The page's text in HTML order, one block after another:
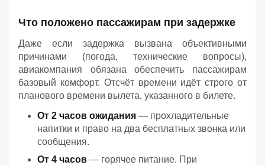
Что положено пассажирам при задержке
Даже если задержка вызвана объективными
причинами (погода, технические вопросы),
авиакомпания обязана обеспечить пассажирам
базовый комфорт. Отсчёт времени идёт строго от
планового времени вылета, указанного в билете.
От 2 часов ожидания — прохладительные
напитки и право на два бесплатных звонка или
сообщения.
От 4 часов — горячее питание. При